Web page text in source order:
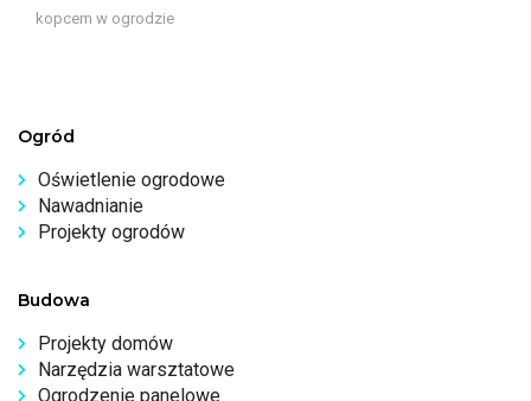
kopcem w ogrodzie
Ogród
Oświetlenie ogrodowe
Nawadnianie
Projekty ogrodów
Budowa
Projekty domów
Narzędzia warsztatowe
Ogrodzenie panelowe